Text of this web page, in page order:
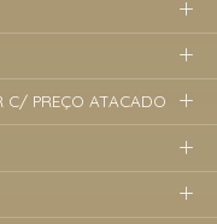
C/ PREÇO ATACADO